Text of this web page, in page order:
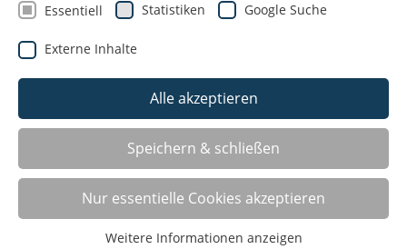
Danke an unsere Sponsoren!
Essentiell Statistiken Google Suche
Externe Inhalte
Alle akzeptieren
Speichern & schließen
Nur essentielle Cookies akzeptieren
Weitere Informationen anzeigen